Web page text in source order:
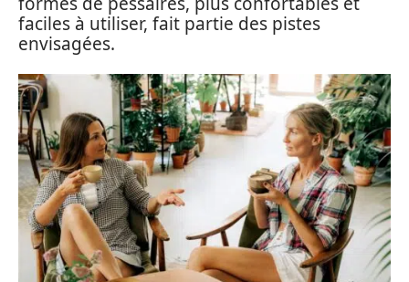
faciles à utiliser, fait partie des pistes
envisagées.